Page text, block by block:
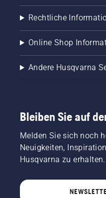
Rechtliche
Online Shop
Andere Husqvarna
Bleiben Sie auf
Melden Sie sich noch
Neuigkeiten,
Husqvarna zu erhalten.